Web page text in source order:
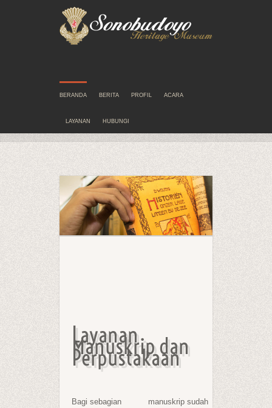
BERANDA BERITA PROFIL ACARA
LAYANAN HUBUNGI
Layanan
Manuskrip dan
Perpustakaan
Bagi sebagian
manuskrip sudah